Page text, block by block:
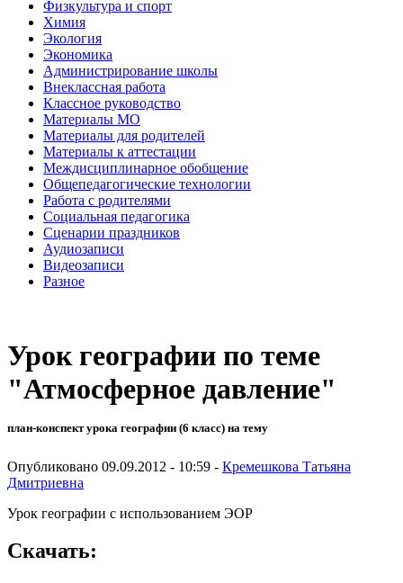
Физкультура и спорт
Химия
Экология
Экономика
Администрирование школы
Внеклассная работа
Классное руководство
Материалы МО
Материалы для родителей
Материалы к аттестации
Междисциплинарное обобщение
Общепедагогические технологии
Работа с родителями
Социальная педагогика
Сценарии праздников
Аудиозаписи
Видеозаписи
Разное
Урок географии по теме
"Атмосферное давление"
план-конспект урока географии (6 класс) на тему
Опубликовано 09.09.2012 - 10:59 - Кремешкова Татьяна
Дмитриевна
Урок географии с использованием ЭОР
Скачать: